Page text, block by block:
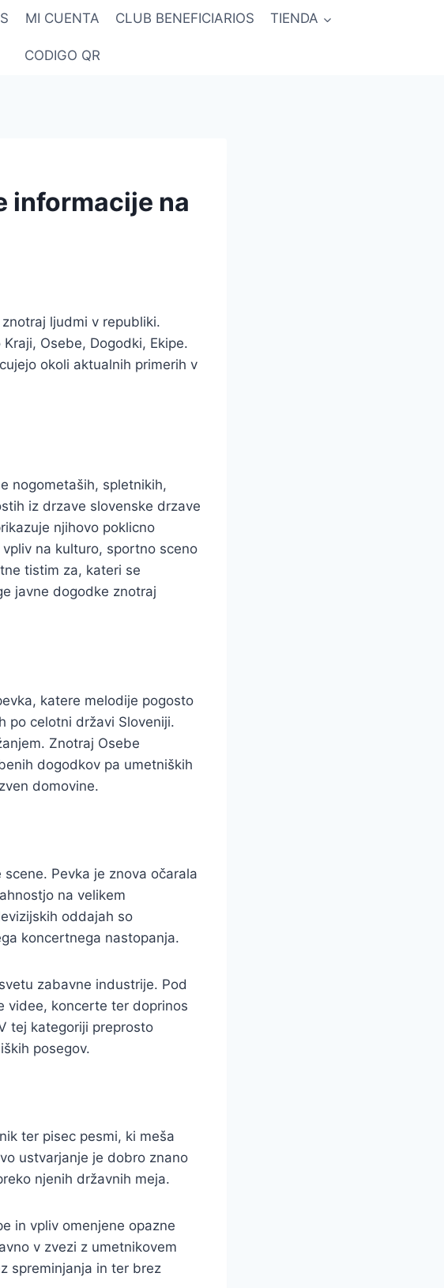
MI CUENTA CLUB BENEFICIARIOS TIENDA
CODIGO QR
informacije na
ljudmi v republiki.
Osebe, Dogodki, Ekipe.
okoli aktualnih primerih v
nogometaših, spletnikih,
iz drzave slovenske drzave
njihovo poklicno
na kulturo, sportno sceno
tistim za, kateri se
javne dogodke znotraj
katere melodije pogosto
po celotni državi Sloveniji.
Znotraj Osebe
dogodkov pa umetniških
domovine.
Pevka je znova očarala
na velikem
oddajah so
koncertnega nastopanja.
zabavne industrije. Pod
videe, koncerte ter doprinos
tej kategoriji preprosto
posegov.
ter pisec pesmi, ki meša
ustvarjanje je dobro znano
njenih državnih meja.
in vpliv omenjene opazne
v zvezi z umetnikovem
spreminjanja in ter brez